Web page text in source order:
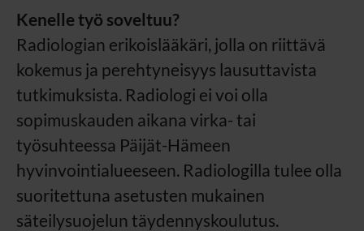
Kenelle työ soveltuu?
Radiologian erikoislääkäri, jolla on riittävä
kokemus ja perehtyneisyys lausuttavista
tutkimuksista. Radiologi ei voi olla
sopimuskauden aikana virka- tai
työsuhteessa Päijät-Hämeen
hyvinvointialueeseen. Radiologilla tulee olla
suoritettuna asetusten mukainen
säteilysuojelun täydennyskoulutus.